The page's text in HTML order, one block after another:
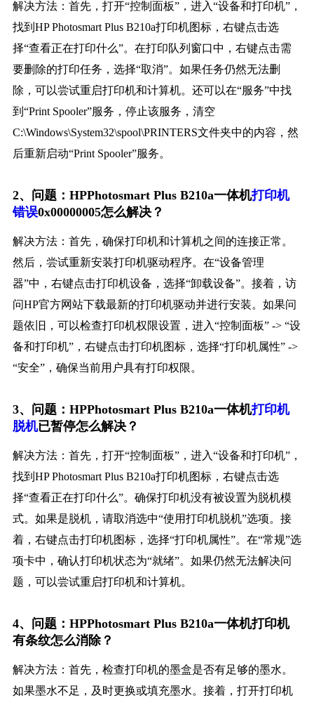
解决方法：首先，打开“控制面板”，进入“设备和打印机”，
找到HP Photosmart Plus B210a打印机图标，右键点击选
择“查看正在打印什么”。在打印队列窗口中，右键点击需
要删除的打印任务，选择“取消”。如果任务仍然无法删
除，可以尝试重启打印机和计算机。还可以在“服务”中找
到“Print Spooler”服务，停止该服务，清空
C:\Windows\System32\spool\PRINTERS文件夹中的内容，然
后重新启动“Print Spooler”服务。
2、问题：HPPhotosmart Plus B210a一体机打印机
错误0x00000005怎么解决？
解决方法：首先，确保打印机和计算机之间的连接正常。
然后，尝试重新安装打印机驱动程序。在“设备管理
器”中，右键点击打印机设备，选择“卸载设备”。接着，访
问HP官方网站下载最新的打印机驱动并进行安装。如果问
题依旧，可以检查打印机权限设置，进入“控制面板” -> “设
备和打印机”，右键点击打印机图标，选择“打印机属性” ->
“安全”，确保当前用户具有打印权限。
3、问题：HPPhotosmart Plus B210a一体机打印机
脱机已暂停怎么解决？
解决方法：首先，打开“控制面板”，进入“设备和打印机”，
找到HP Photosmart Plus B210a打印机图标，右键点击选
择“查看正在打印什么”。确保打印机没有被设置为脱机模
式。如果是脱机，请取消选中“使用打印机脱机”选项。接
着，右键点击打印机图标，选择“打印机属性”。在“常规”选
项卡中，确认打印机状态为“就绪”。如果仍然无法解决问
题，可以尝试重启打印机和计算机。
4、问题：HPPhotosmart Plus B210a一体机打印机
有条纹怎么消除？
解决方法：首先，检查打印机的墨盒是否有足够的墨水。
如果墨水不足，及时更换或填充墨水。接着，打开打印机